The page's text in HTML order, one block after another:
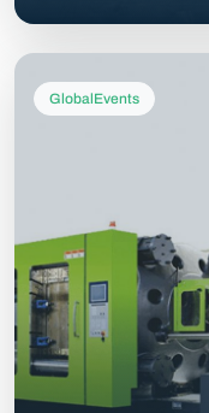
GlobalEvents